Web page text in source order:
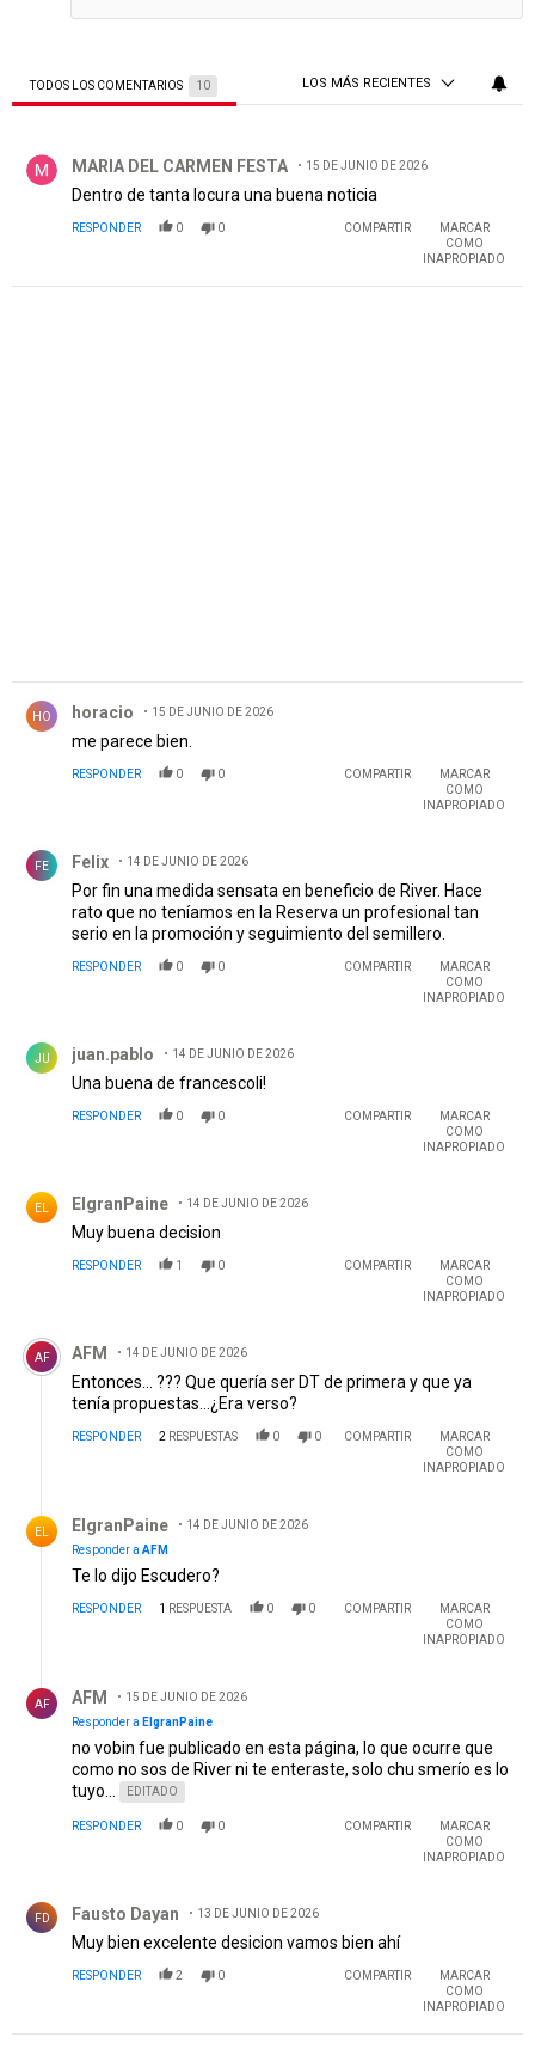
TODOS LOS COMENTARIOS 10 LOS MÁS RECIENTES
MARIA DEL CARMEN FESTA 15 DE JUNIO DE 2026
Dentro de tanta locura una buena noticia
RESPONDER 0 0 COMPARTIR
MARCAR
COMO
INAPROPIADO
HO horacio 15 DE JUNIO DE 2026
me parece bien.
RESPONDER 0 0 COMPARTIR
MARCAR
COMO
INAPROPIADO
FE Felix 14 DE JUNIO DE 2026
Por fin una medida sensata en beneficio de River. Hace
rato que no teníamos en la Reserva un profesional tan
serio en la promoción y seguimiento del semillero.
RESPONDER 0 0 COMPARTIR
MARCAR
COMO
INAPROPIADO
JU juan.pablo 14 DE JUNIO DE 2026
Una buena de francescoli!
RESPONDER 0 0 COMPARTIR
MARCAR
COMO
INAPROPIADO
EL ElgranPaine 14 DE JUNIO DE 2026
Muy buena decision
RESPONDER 1 0 COMPARTIR
MARCAR
COMO
INAPROPIADO
Comentario de AFM.
AF AFM 14 DE JUNIO DE 2026
Entonces... ??? Que quería ser DT de primera y que ya
tenía propuestas...¿Era verso?
RESPONDER 2 RESPUESTAS 0 0 COMPARTIR
MARCAR
COMO
INAPROPIADO
EL ElgranPaine
14 DE JUNIO DE 2026
Responder aAFM
Te lo dijo Escudero?
RESPONDER 1 RESPUESTA 0 0 COMPARTIR
MARCAR
COMO
INAPROPIADO
AF AFM
15 DE JUNIO DE 2026
Responder a ElgranPaine
no vobin fue publicado en esta página, lo que ocurre que
como no sos de River ni te enteraste, solo chu smerío es lo
tuyo...
EDITADO
RESPONDER 0 0 COMPARTIR
MARCAR
COMO
INAPROPIADO
FD Fausto Dayan 13 DE JUNIO DE 2026
Muy bien excelente desicion vamos bien ahí
RESPONDER 2 0 COMPARTIR
MARCAR
COMO
INAPROPIADO